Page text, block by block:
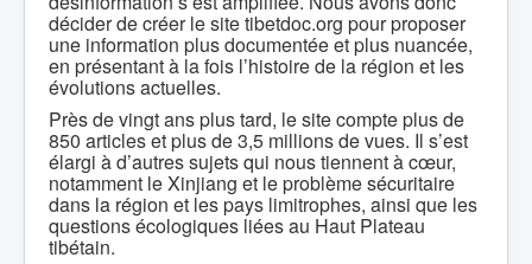
décider de créer le site tibetdoc.org pour proposer
une information plus documentée et plus nuancée,
en présentant à la fois l’histoire de la région et les
évolutions actuelles.
Près de vingt ans plus tard, le site compte plus de
850 articles et plus de 3,5 millions de vues. Il s’est
élargi à d’autres sujets qui nous tiennent à cœur,
notamment le Xinjiang et le problème sécuritaire
dans la région et les pays limitrophes, ainsi que les
questions écologiques liées au Haut Plateau
tibétain.